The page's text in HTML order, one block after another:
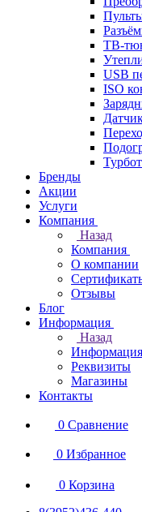
ТВ-
USB
ISO
Бренды
Акции
Услуги
Компания
Назад
Компания
О компании
Отзывы
Блог
Информация
Назад
Информация
Реквизиты
Магазины
Контакты
0 Сравнение
0 Избранное
0 Корзина